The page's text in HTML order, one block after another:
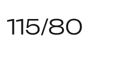
115/80